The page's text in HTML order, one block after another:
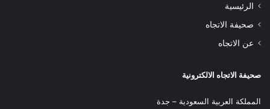
الرئيسية
صحيفة الاتجاه
عن الاتجاه
صحيفة الاتجاه الالكترونية
المملكة العربية السعودية – جدة